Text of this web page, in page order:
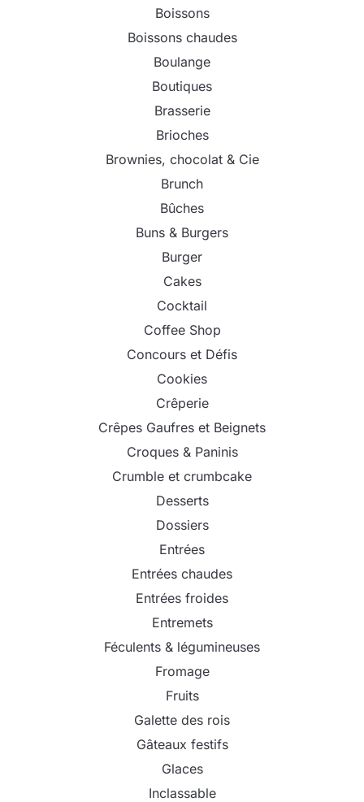
Boissons
Boissons chaudes
Boulange
Boutiques
Brasserie
Brioches
Brownies, chocolat & Cie
Brunch
Bûches
Buns & Burgers
Burger
Cakes
Cocktail
Coffee Shop
Concours et Défis
Cookies
Crêperie
Crêpes Gaufres et Beignets
Croques & Paninis
Crumble et crumbcake
Desserts
Dossiers
Entrées
Entrées chaudes
Entrées froides
Entremets
Féculents & légumineuses
Fromage
Fruits
Galette des rois
Gâteaux festifs
Glaces
Inclassable